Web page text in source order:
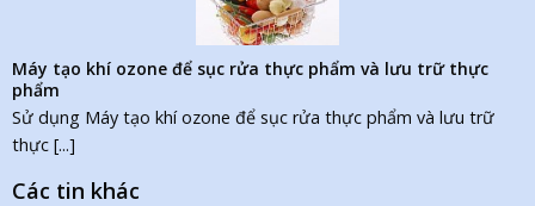
Máy tạo khí ozone để sục rửa thực phẩm và lưu trữ thực
phẩm
Sử dụng Máy tạo khí ozone để sục rửa thực phẩm và lưu trữ
thực [...]
Các tin khác